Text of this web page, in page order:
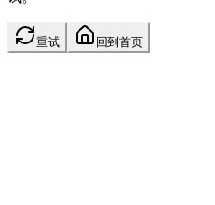
重试 回到首页